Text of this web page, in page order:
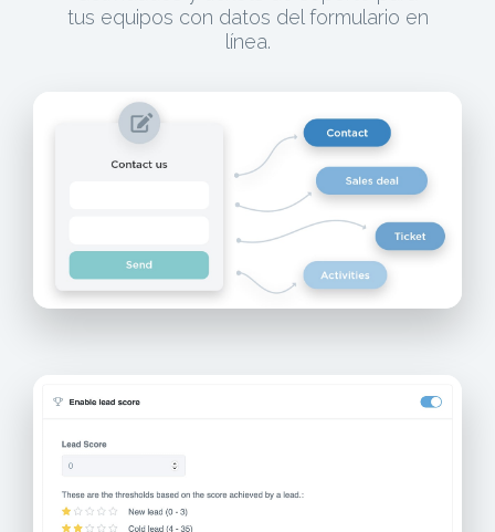
tus equipos con datos del formulario en
línea.